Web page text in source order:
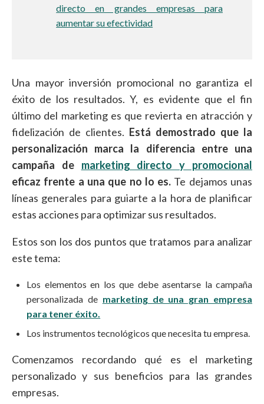
directo en grandes empresas para
aumentar su efectividad
Una mayor inversión promocional no garantiza el
éxito de los resultados. Y, es evidente que el fin
último del marketing es que revierta en atracción y
fidelización de clientes. Está demostrado que la
personalización marca la diferencia entre una
campaña de marketing directo y promocional
eficaz frente a una que no lo es. Te dejamos unas
líneas generales para guiarte a la hora de planificar
estas acciones para optimizar sus resultados.
Estos son los dos puntos que tratamos para analizar
este tema:
Los elementos en los que debe asentarse la campaña
personalizada de marketing de una gran empresa
para tener éxito.
Los instrumentos tecnológicos que necesita tu empresa.
Comenzamos recordando qué es el marketing
personalizado y sus beneficios para las grandes
empresas.